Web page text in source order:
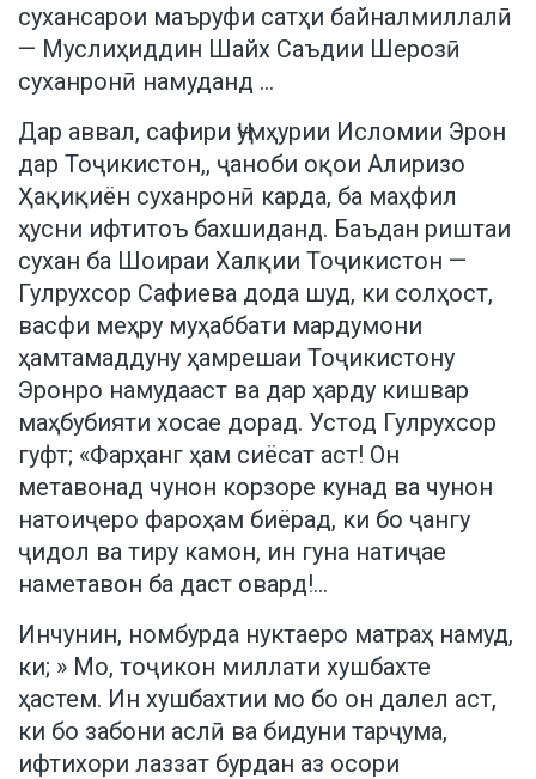
сухансарои маъруфи сатҳи байналмиллалӣ
— Муслиҳиддин Шайх Саъдии Шерозӣ
суханронӣ намуданд …
Дар аввал, сафири Ҷумҳурии Исломии Эрон
дар Тоҷикистон,, ҷаноби оқои Алиризо
Ҳақиқиён суханронӣ карда, ба маҳфил
ҳусни ифтитоъ бахшиданд. Баъдан риштаи
сухан ба Шоираи Халқии Тоҷикистон —
Гулрухсор Сафиева дода шуд, ки солҳост,
васфи меҳру муҳаббати мардумони
ҳамтамаддуну ҳамрешаи Тоҷикистону
Эронро намудааст ва дар ҳарду кишвар
маҳбубияти хосае дорад. Устод Гулрухсор
гуфт; «Фарҳанг ҳам сиёсат аст! Он
метавонад чунон корзоре кунад ва чунон
натоиҷеро фароҳам биёрад, ки бо ҷангу
ҷидол ва тиру камон, ин гуна натиҷае
наметавон ба даст овард!…
Инчунин, номбурда нуктаеро матраҳ намуд,
ки; » Мо, тоҷикон миллати хушбахте
ҳастем. Ин хушбахтии мо бо он далел аст,
ки бо забони аслӣ ва бидуни тарҷума,
ифтихори лаззат бурдан аз осори